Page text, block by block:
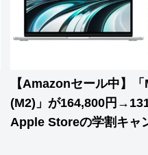
【Amazonセール中】
(M2)」が164,800円
Apple Storeの学割キャ